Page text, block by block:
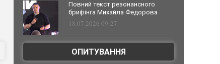
Повний текст резонансного
брифінга Михайла Федорова
18.07.2026 09:27
ОПИТУВАННЯ